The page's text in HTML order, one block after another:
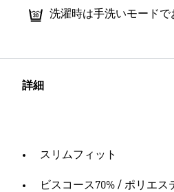
洗濯時は手洗いモードで
詳細
スリムフィット
ビスコース70% / ポリエス